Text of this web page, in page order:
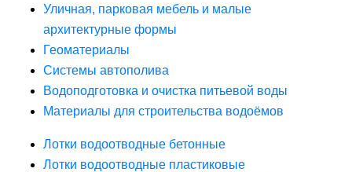
Уличная, парковая мебель и малые
архитектурные формы
Геоматериалы
Системы автополива
Водоподготовка и очистка питьевой воды
Материалы для строительства водоёмов
Лотки водоотводные бетонные
Лотки водоотводные пластиковые